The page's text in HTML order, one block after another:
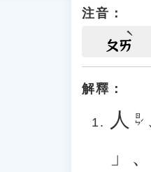
注音：
ㄆㄞ
解釋：
人 ㄖㄣˊ
」